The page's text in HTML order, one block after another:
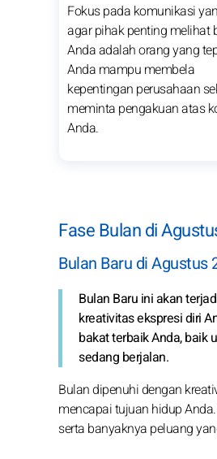
Fokus pada komunikasi
agar pihak penting melihat
Anda adalah orang yang
Anda mampu membela
kepentingan perusahaan
meminta pengakuan atas
Anda.
Fase Bulan di
Bulan Baru di Agustus
Bulan Baru ini akan
kreativitas ekspresi diri
bakat terbaik Anda, baik
sedang berjalan.
Bulan dipenuhi dengan
mencapai tujuan hidup
serta banyaknya peluang